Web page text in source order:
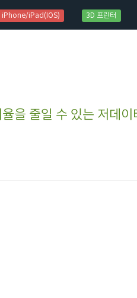
iPhone/iPad(IOS) 3D 프린터
을 줄일 수 있는 저데이